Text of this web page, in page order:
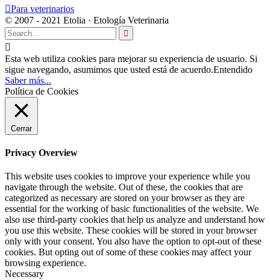
Para veterinarios
© 2007 - 2021 Etolia · Etología Veterinaria


Esta web utiliza cookies para mejorar su experiencia de usuario. Si
sigue navegando, asumimos que usted está de acuerdo.Entendido
Saber más...
Política de Cookies
Cerrar
Privacy Overview
This website uses cookies to improve your experience while you
navigate through the website. Out of these, the cookies that are
categorized as necessary are stored on your browser as they are
essential for the working of basic functionalities of the website. We
also use third-party cookies that help us analyze and understand how
you use this website. These cookies will be stored in your browser
only with your consent. You also have the option to opt-out of these
cookies. But opting out of some of these cookies may affect your
browsing experience.
Necessary